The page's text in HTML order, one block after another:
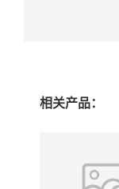
相关产品：